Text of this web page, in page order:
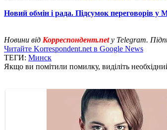
Новий обмін і рада. Підсумок переговорів у
Новини від Корреспондент.net у Telegram.
Читайте Korrespondent.net в Google News
ТЕГИ: Минск
Якщо ви помітили помилку, виділіть